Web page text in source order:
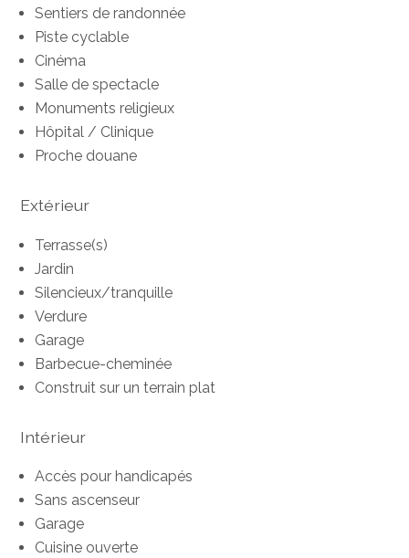
Sentiers de randonnée
Piste cyclable
Cinéma
Salle de spectacle
Monuments religieux
Hôpital / Clinique
Proche douane
Extérieur
Terrasse(s)
Jardin
Silencieux/tranquille
Verdure
Garage
Barbecue-cheminée
Construit sur un terrain plat
Intérieur
Accès pour handicapés
Sans ascenseur
Garage
Cuisine ouverte